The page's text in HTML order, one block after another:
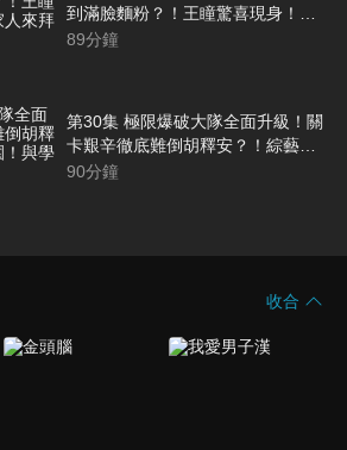
到滿臉麵粉？！王瞳驚喜現身！帶
著艾成家人來拜訪胡瓜！
89分鐘
第30集 極限爆破大隊全面升級！關
卡艱辛徹底難倒胡釋安？！綜藝秀
前進校園！與學生進行激烈對抗！
90分鐘
收合